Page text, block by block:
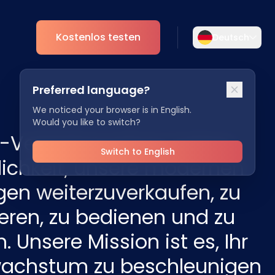
Analytics
Preferred language?
We noticed your browser is in English.
Would you like to switch?
Switch to English
Kostenlos testen Deutsch
Wählen Sie Ihre bevorzugte Sprache für
eine persönlichere Erfahrung.
English Deutsch
Español
ES
Dansk
DA
Svenska
SV
Italiano
IT
Français
FR
日本語
JA
Vertriebspartner haben
unsere modernen
weiterzuverkaufen, zu
zu bedienen und zu
Unsere Mission ist es, Ihr
zu beschleunigen